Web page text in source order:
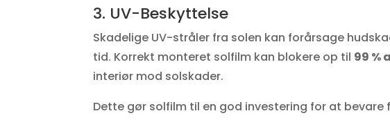
3. UV-Beskyttelse
Skadelige UV-stråler fra solen kan forårsage
tid. Korrekt monteret solfilm kan blokere op til 99 %
interiør mod solskader.
Dette gør solfilm til en god investering for at